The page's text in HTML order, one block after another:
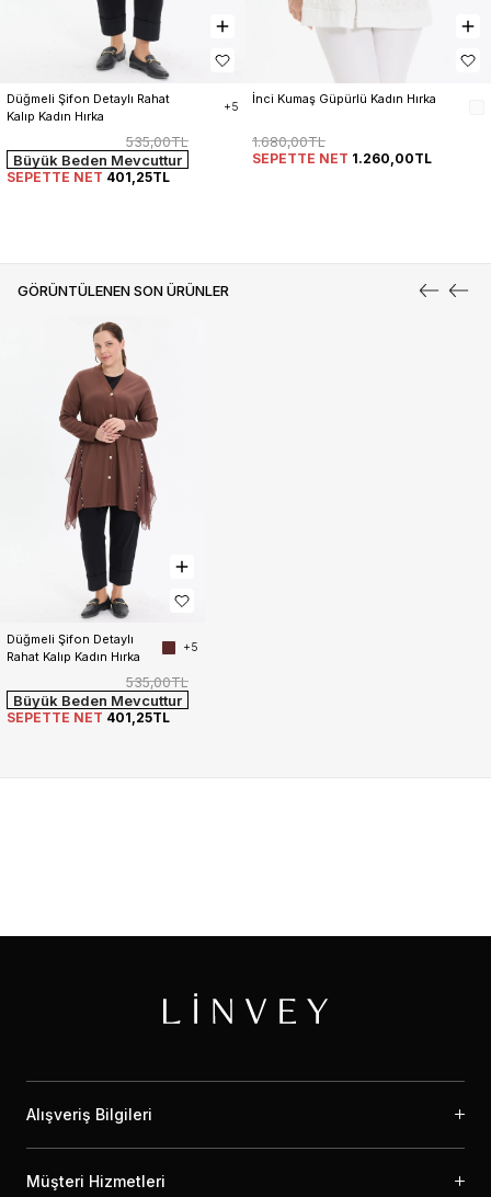
GÖRÜNTÜLENEN SON ÜRÜNLER
Düğmeli Şifon Detaylı
Rahat Kalıp Kadın Hırka
+5
535,00TL
Büyük Beden Mevcuttur
SEPETTE NET 401,25TL
Düğmeli Şifon Detaylı Rahat
Kalıp Kadın Hırka
+5
535,00TL
Büyük Beden Mevcuttur
SEPETTE NET 401,25TL
İnci Kumaş Güpürlü Kadın Hırka
1.680,00TL
SEPETTE NET 1.260,00TL
Alışveriş Bilgileri
Müşteri Hizmetleri